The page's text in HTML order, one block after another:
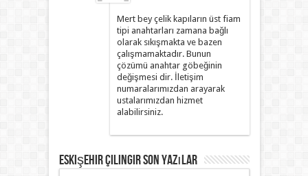
Mert bey çelik kapıların üst fiam
tipi anahtarları zamana bağlı
olarak sıkışmakta ve bazen
çalışmamaktadır. Bunun
çözümü anahtar göbeğinin
değişmesi dir. İletişim
numaralarımızdan arayarak
ustalarımızdan hizmet
alabilirsiniz.
Eskişehir Çilingir Son Yazılar